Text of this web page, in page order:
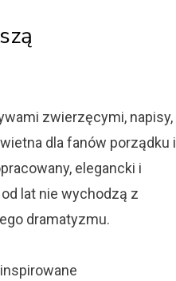
zwierzęcymi, napisy,
dla fanów porządku i
elegancki i
lat nie wychodzą z
dramatyzmu.